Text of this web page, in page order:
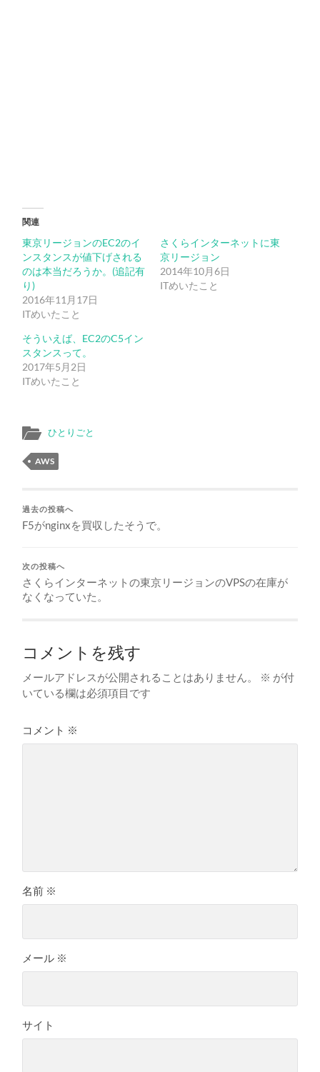
関連
東京リージョンのEC2のイ
ンスタンスが値下げされる
のは本当だろうか。(追記有
り)
2016年11月17日
ITめいたこと
さくらインターネットに東
京リージョン
2014年10月6日
ITめいたこと
そういえば、EC2のC5イン
スタンスって。
2017年5月2日
ITめいたこと
ひとりごと
AWS
過去の投稿へ
F5がnginxを買収したそうで。
次の投稿へ
さくらインターネットの東京リージョンのVPSの在庫が
なくなっていた。
コメントを残す
メールアドレスが公開されることはありません。 ※ が付
いている欄は必須項目です
コメント ※
名前 ※
メール ※
サイト